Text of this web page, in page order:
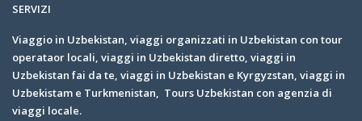
SERVIZI
Viaggio in Uzbekistan, viaggi organizzati in Uzbekistan con tour
operataor locali, viaggi in Uzbekistan diretto, viaggi in
Uzbekistan fai da te, viaggi in Uzbekistan e Kyrgyzstan, viaggi in
Uzbekistam e Turkmenistan, Tours Uzbekistan con agenzia di
viaggi locale.